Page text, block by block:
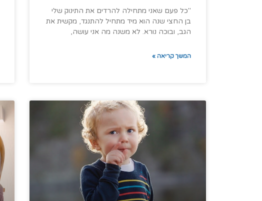
"כל פעם שאני מתחילה להרדים את התינוק שלי
בן החצי שנה הוא מיד מתחיל להתנגד, מקשית את
הגב, ובוכה נורא. לא משנה מה אני עושה,
המשך קריאה »